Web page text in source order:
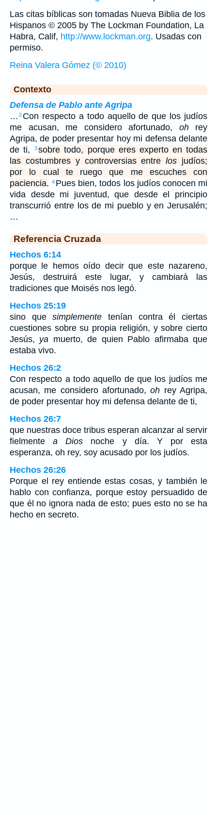
Las citas bíblicas son tomadas Nueva Biblia de los
Hispanos © 2005 by The Lockman Foundation, La
Habra, Calif, http://www.lockman.org. Usadas con
permiso.
Reina Valera Gómez (© 2010)
Contexto
Defensa de Pablo ante Agripa
… 2 Con respecto a todo aquello de que los judíos
me acusan, me considero afortunado, ohrey
Agripa, de poder presentar hoy mi defensa delante
de ti,
3sobre todo, porque eres experto en todas
las costumbres y controversias entrelos judíos;
por lo cual te ruego que me escuches con
paciencia. 4 Pues bien, todos los judíos conocen mi
vida desde mi juventud, que desde el principio
transcurrió entre los de mi pueblo y en Jerusalén;
…
Referencia Cruzada
Hechos 6:14
porque le hemos oído decir que este nazareno,
Jesús, destruirá este lugar, y cambiará las
tradiciones que Moisés nos legó.
Hechos 25:19
sino quesimplemente tenían contra él ciertas
cuestiones sobre su propia religión, y sobre cierto
Jesús, ya muerto, de quien Pablo afirmaba que
estaba vivo.
Hechos 26:2
Con respecto a todo aquello de que los judíos me
acusan, me considero afortunado,oh rey Agripa,
de poder presentar hoy mi defensa delante de ti,
Hechos 26:7
que nuestras doce tribus esperan alcanzar al servir
fielmentea Dios noche y día. Y por esta
esperanza, oh rey, soy acusado por los judíos.
Hechos 26:26
Porque el rey entiende estas cosas, y también le
hablo con confianza, porque estoy persuadido de
que él no ignora nada de esto; pues esto no se ha
hecho en secreto.